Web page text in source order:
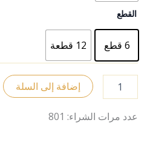
القطع
6 قطع 12 قطعة
إضافة إلى السلة
عدد مرات الشراء: 801